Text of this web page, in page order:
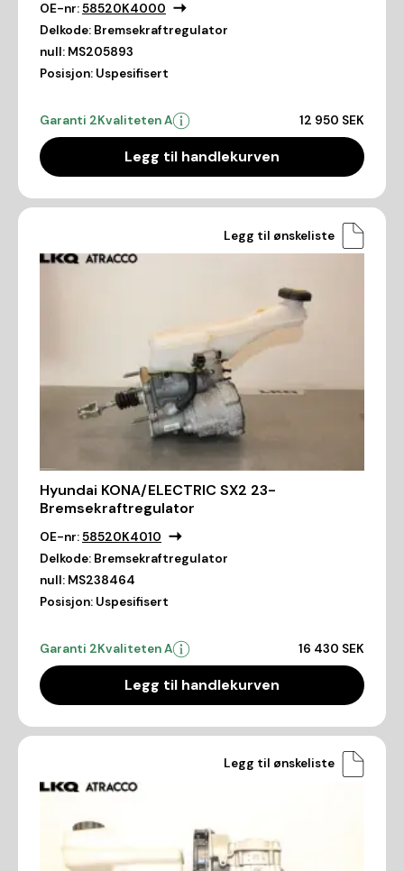
OE-nr:58520K4000
Delkode: Bremsekraftregulator
null: MS205893
Posisjon: Uspesifisert
Garanti 2Kvaliteten A 12 950 SEK
Legg til handlekurven
Legg til ønskeliste
Hyundai KONA/ELECTRIC SX2 23-
Bremsekraftregulator
OE-nr:58520K4010
Delkode: Bremsekraftregulator
null: MS238464
Posisjon: Uspesifisert
Garanti 2Kvaliteten A 16 430 SEK
Legg til handlekurven
Legg til ønskeliste